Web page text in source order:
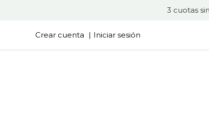
3 cuotas
Crear cuenta Iniciar sesión